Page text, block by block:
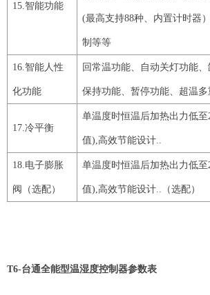
15.智能功能
(最高支持88种、内置计时器）
制等等
16.智能人性
化功能
回常温功能、自动关灯功能、
保持功能、暂停功能、超温
17.冷平衡
单温度时恒温后加热出力低
值),高效节能设计..
18.电子膨胀
阀（选配）
单温度时恒温后加热出力低
值),高效节能设计..（选配）
T6-台通全能型温湿度控制器参数表